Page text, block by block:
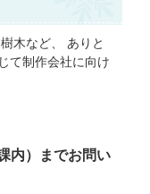
木など、 ありと
て制作会社に向け
内）までお問い